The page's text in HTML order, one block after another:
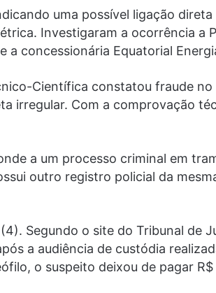
uma possível ligação
Investigaram a ocorrência a
a concessionária Equatorial
Científica constatou fraude
irregular. Com a comprovação
a um processo criminal em
outro registro policial da
Segundo o site do Tribunal de
a audiência de custódia
o suspeito deixou de pagar